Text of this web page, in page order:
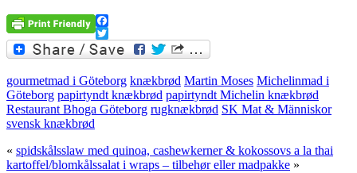
Facebook
Twitter
gourmetmad i Göteborg knækbrød Martin Moses Michelinmad i
Göteborg papirtyndt knækbrød papirtyndt Michelin knækbrød
Restaurant Bhoga Göteborg rugknækbrød SK Mat & Människor
svensk knækbrød
« spidskålsslaw med quinoa, cashewkerner & kokossovs a la thai
kartoffel/blomkålssalat i wraps – tilbehør eller madpakke »